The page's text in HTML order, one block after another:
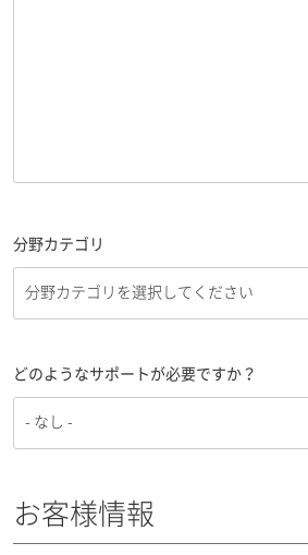
分野カテゴリ
どのようなサポートが必要ですか？
お客様情報